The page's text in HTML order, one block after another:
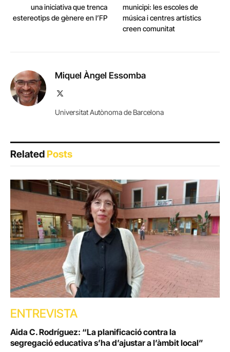
una iniciativa que trenca
estereotips de gènere en l’FP
municipi: les escoles de
música i centres artístics
creen comunitat
Miquel Àngel Essomba
Universitat Autònoma de Barcelona
RelatedPosts
ENTREVISTA
Aida C. Rodríguez: “La planificació contra la
segregació educativa s’ha d’ajustar a l’àmbit local”